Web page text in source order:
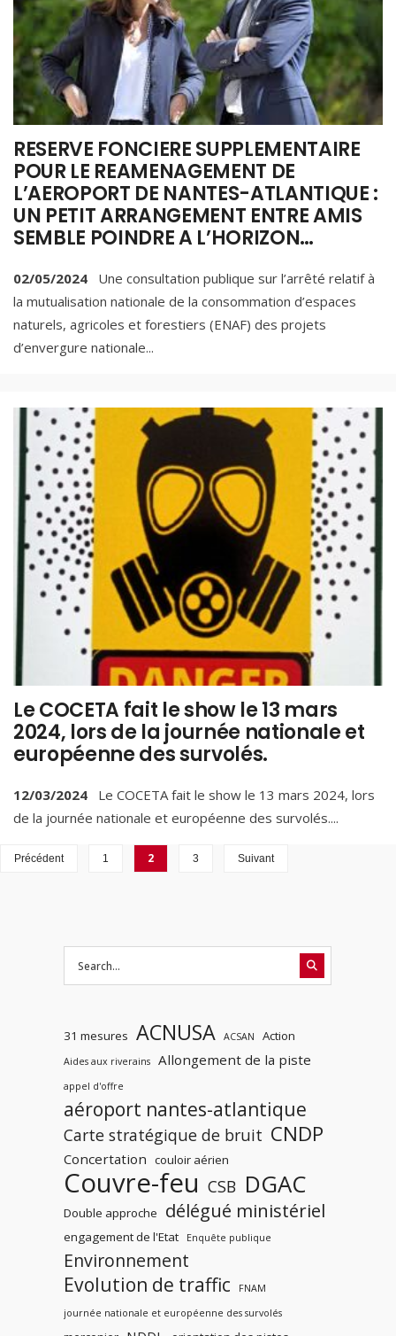
RESERVE FONCIERE SUPPLEMENTAIRE
POUR LE REAMENAGEMENT DE
L’AEROPORT DE NANTES-ATLANTIQUE :
UN PETIT ARRANGEMENT ENTRE AMIS
SEMBLE POINDRE A L’HORIZON…
02/05/2024
Une consultation publique sur l’arrêté relatif à
la mutualisation nationale de la consommation d’espaces
naturels, agricoles et forestiers (ENAF) des projets
d’envergure nationale...
Le COCETA fait le show le 13 mars
2024, lors de la journée nationale et
européenne des survolés.
12/03/2024
Le COCETA fait le show le 13 mars 2024, lors
de la journée nationale et européenne des survolés....
Précédent 1 2 3 Suivant
31 mesures ACNUSA ACSAN Action
Aides aux riverains Allongement de la piste
appel d'offre
aéroport nantes-atlantique
Carte stratégique de bruit CNDP
Concertation couloir aérien
Couvre-feu CSB DGAC
Double approche délégué ministériel
engagement de l'Etat Enquête publique
Environnement
Evolution de traffic
FNAM
journée nationale et européenne des survolés